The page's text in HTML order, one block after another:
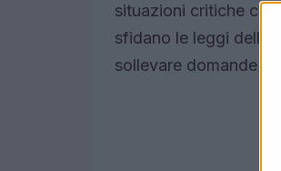
situazioni critiche
sfidano le leggi della
sollevare domande